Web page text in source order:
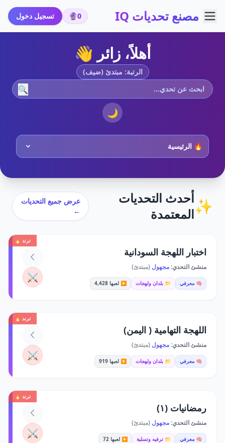
مصنع تحديات IQ 0
🔮 تسجيل دخول
أهلاً، زائر 👋
الرتبة: مبتدئ (ضيف)
🔍
🌙
✨أحدث التحديات
المعتمدة
عرض جميع التحديات
←
ترند 🔥
اختبار اللهجة السودانية
منشئ التحدي:مجهول (مبتدئ)
🧠 معرفي 📁 بلدان ولهجات ▶️ لعبها 4,428 ⚔️
ترند 🔥
اللهجة التهامية ( اليمن)
منشئ التحدي:مجهول (مبتدئ)
🧠 معرفي 📁 بلدان ولهجات ▶️ لعبها 919 ⚔️
ترند 🔥
رمضانيات (١)
منشئ التحدي:مجهول (مبتدئ)
🧠 معرفي 📁 ترفيه وتسلية ▶️ لعبها 72 ⚔️